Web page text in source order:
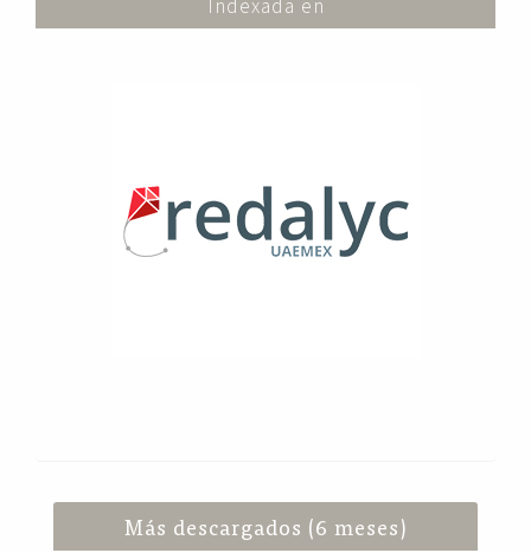
Indexada en
Más descargados (6 meses)